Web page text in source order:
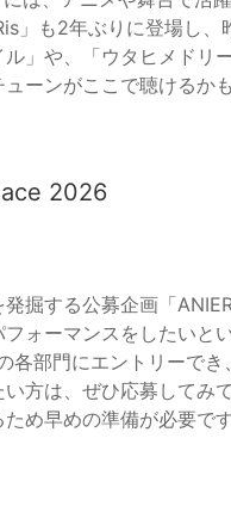
」も2年ぶりに登場し、
」や、「ウタヒメドリ
ーンがここで聴けるか
2026
発掘する公募企画「
ォーマンスをしたいと
各部門にエントリーで
い方は、ぜひ応募して
め早めの準備が必要です